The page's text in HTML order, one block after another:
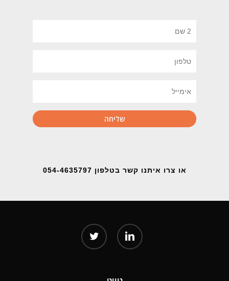
או צרו איתנו קשר בטלפון 054-4635797
twitter linkedin